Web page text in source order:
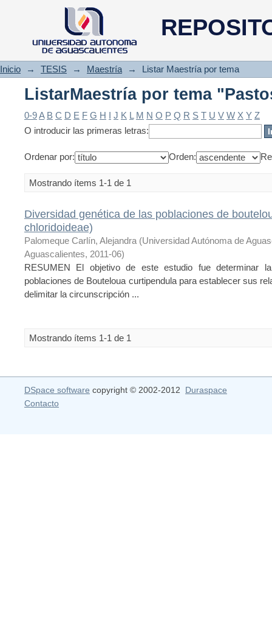
ListarMaestría por tema
Inicio → TESIS → Maestría → Listar Maestría por tema
ListarMaestría por tema
0-9A B C D E F G H I J K L M N O P Q R S T U V W X Y Z
O introducir las primeras letras:
Ordenar por: Orden:
Mostrando ítems 1-1 de 1
Diversidad genética de las poblaciones de
chloridoideae)
Palomeque Carlín, Alejandra (Universidad Autónoma de
Aguascalientes, 2011-06)
RESUMEN El objetivo de este estudio fue determinar
poblaciones de Bouteloua curtipendula para establecer sus
delimitar la circunscripción ...
Mostrando ítems 1-1 de 1
DSpace software copyright © 2002-2012 Duraspace
Contacto